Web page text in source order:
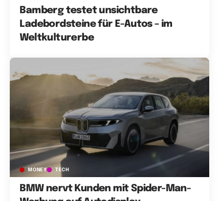
Bamberg testet unsichtbare
Ladebordsteine für E-Autos – im
Weltkulturerbe
MONEY TECH
BMW nervt Kunden mit Spider-Man-